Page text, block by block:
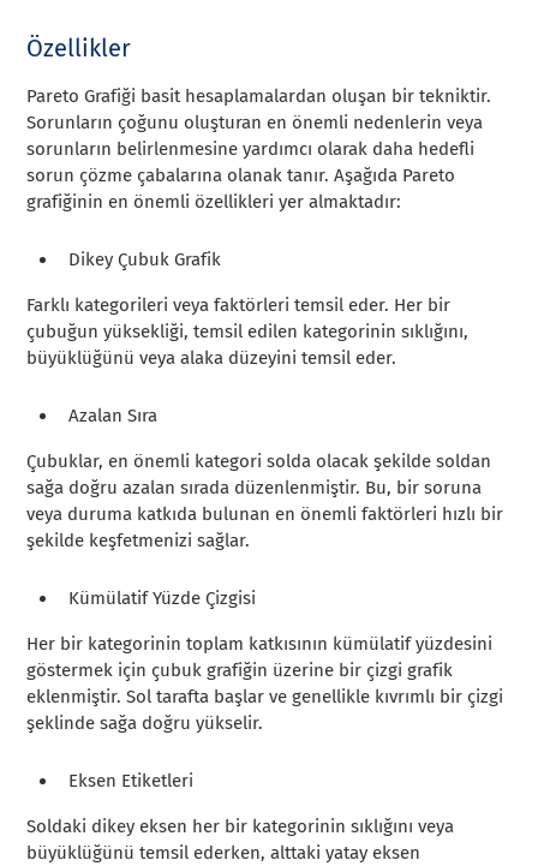
Özellikler
Pareto Grafiği basit hesaplamalardan oluşan bir tekniktir.
Sorunların çoğunu oluşturan en önemli nedenlerin veya
sorunların belirlenmesine yardımcı olarak daha hedefli
sorun çözme çabalarına olanak tanır. Aşağıda Pareto
grafiğinin en önemli özellikleri yer almaktadır:
Dikey Çubuk Grafik
Farklı kategorileri veya faktörleri temsil eder. Her bir
çubuğun yüksekliği, temsil edilen kategorinin sıklığını,
büyüklüğünü veya alaka düzeyini temsil eder.
Azalan Sıra
Çubuklar, en önemli kategori solda olacak şekilde soldan
sağa doğru azalan sırada düzenlenmiştir. Bu, bir soruna
veya duruma katkıda bulunan en önemli faktörleri hızlı bir
şekilde keşfetmenizi sağlar.
Kümülatif Yüzde Çizgisi
Her bir kategorinin toplam katkısının kümülatif yüzdesini
göstermek için çubuk grafiğin üzerine bir çizgi grafik
eklenmiştir. Sol tarafta başlar ve genellikle kıvrımlı bir çizgi
şeklinde sağa doğru yükselir.
Eksen Etiketleri
Soldaki dikey eksen her bir kategorinin sıklığını veya
büyüklüğünü temsil ederken, alttaki yatay eksen